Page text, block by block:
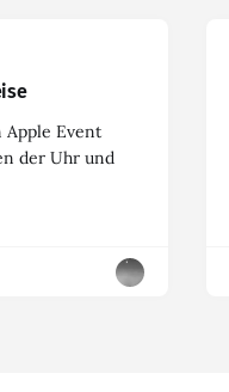
Apple Event
der Uhr und